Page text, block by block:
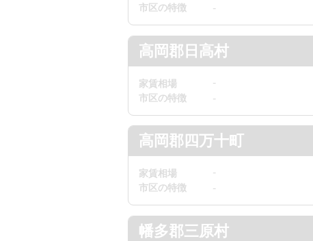
市区の特徴 -
高岡郡日高村
家賃相場 -
市区の特徴 -
高岡郡四万十町
家賃相場 -
市区の特徴 -
幡多郡三原村